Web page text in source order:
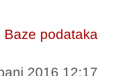
Baze podataka
2016 12:17